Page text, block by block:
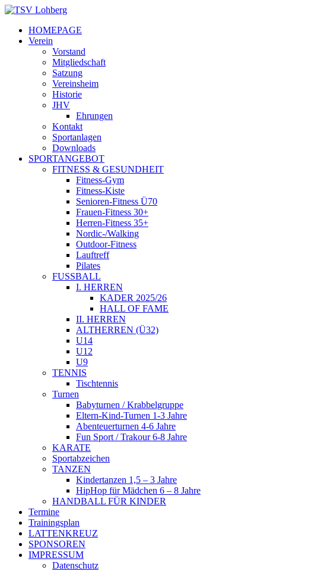
HOMEPAGE
Verein
Vorstand
Mitgliedschaft
Satzung
Vereinsheim
Historie
JHV
Ehrungen
Kontakt
Sportanlagen
Downloads
SPORTANGEBOT
FITNESS & GESUNDHEIT
Fitness-Gym
Fitness-Kiste
Senioren-Fitness Ü70
Frauen-Fitness 30+
Herren-Fitness 35+
Nordic-/Walking
Outdoor-Fitness
Lauftreff
Pilates
FUSSBALL
I. HERREN
KADER 2025/26
HALL OF FAME
II. HERREN
ALTHERREN (Ü32)
U14
U12
U9
TENNIS
Tischtennis
Turnen
Babyturnen / Krabbelgruppe
Eltern-Kind-Turnen 1-3 Jahre
Abenteuerturnen 4-6 Jahre
Fun Sport / Trakour 6-8 Jahre
KARATE
Sportabzeichen
TANZEN
Kindertanzen 1,5 – 3 Jahre
HipHop für Mädchen 6 – 8 Jahre
HANDBALL FÜR KINDER
Termine
Trainingsplan
LATTENKREUZ
SPONSOREN
IMPRESSUM
Datenschutz